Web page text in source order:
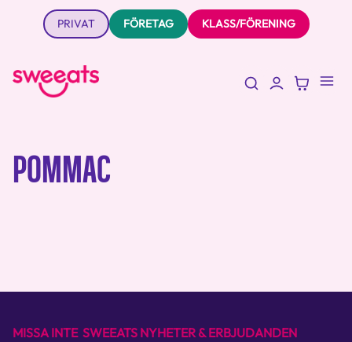
PRIVAT FÖRETAG KLASS/FÖRENING
POMMAC
MISSA INTE SWEEATS NYHETER & ERBJUDANDEN